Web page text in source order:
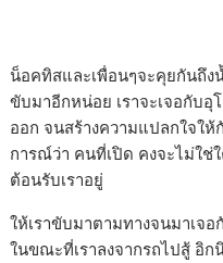
น็อคทิสและเพื่อนๆจะคุยกันถึง
ขับมาอีกหน่อย เราจะเจอกับอุ
ออก จนสร้างความแปลกใจใ
การณ์ว่า คนที่เปิด คงจะไม่ใช่
ต้อนรับเราอยู่
ให้เราขับมาตามทางจนมาเจ
ในขณะที่เราลงจากรถไปสู้ อิก